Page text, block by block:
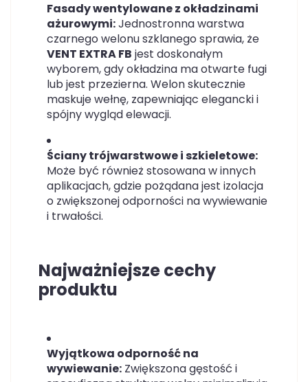
Fasady wentylowane z okładzinami
ażurowymi:Jednostronna warstwa
czarnego welonu szklanego sprawia, że
VENT EXTRA FB jest doskonałym
wyborem, gdy okładzina ma otwarte fugi
lub jest przezierna. Welon skutecznie
maskuje wełnę, zapewniając elegancki i
spójny wygląd elewacji.
Ściany trójwarstwowe i szkieletowe:
Może być również stosowana w innych
aplikacjach, gdzie pożądana jest izolacja
o zwiększonej odporności na wywiewanie
i trwałości.
Najważniejsze cechy
produktu
Wyjątkowa odporność na
wywiewanie: Zwiększona gęstość i